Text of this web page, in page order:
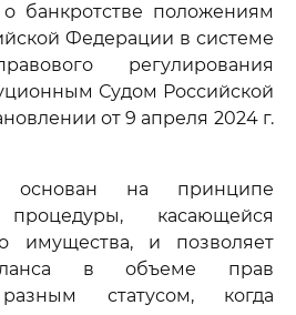
о банкротстве положениям
Федерации в системе
регулирования
Судом Российской
от 9 апреля 2024 г.
основан на принципе
процедуры, касающейся
имущества, и позволяет
в объеме прав
статусом, когда